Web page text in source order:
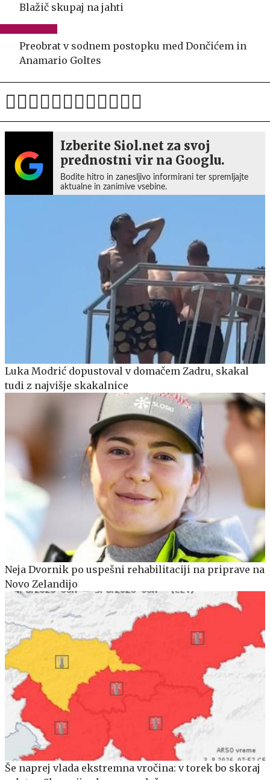
Blažič skupaj na jahti
Preobrat v sodnem postopku med Dončićem in
Anamario Goltes
Izberite Siol.net za svoj
prednostni vir na Googlu.
Bodite hitro in zanesljivo informirani ter spremljajte
aktualne in zanimive vsebine.
Luka Modrić dopustoval v domačem Zadru, skakal
tudi z najvišje skakalnice
Neja Dvornik po uspešni rehabilitaciji na priprave na
Novo Zelandijo
Še naprej vlada ekstremna vročina: v torek bo skoraj